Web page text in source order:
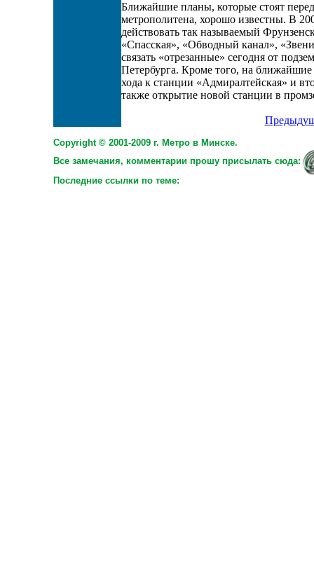
Ближайшие планы, которые стоят
метрополитена, хорошо известны. В
действовать так называемый
«Спасская», «Обводный канал»,
связать «отрезанные» сегодня от
Петербурга. Кроме того, на
хода к станции «Адмиралтейская» и
также открытие новой станции в
Copyright © 2001-2009 г. Метро в Минске.
Все замечания, комментарии прошу присылать сюда:
Последние ссылки по теме: